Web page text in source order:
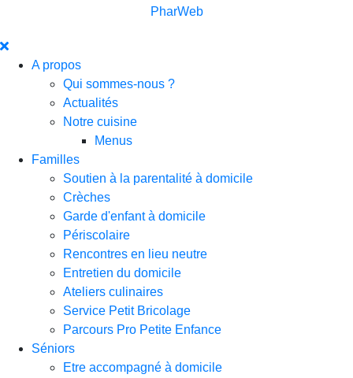
PharWeb
A propos
Qui sommes-nous ?
Actualités
Notre cuisine
Menus
Familles
Soutien à la parentalité à domicile
Crèches
Garde d'enfant à domicile
Périscolaire
Rencontres en lieu neutre
Entretien du domicile
Ateliers culinaires
Service Petit Bricolage
Parcours Pro Petite Enfance
Séniors
Etre accompagné à domicile